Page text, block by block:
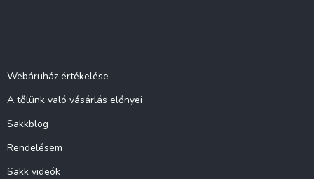
Webáruház értékelése
A tőlünk való vásárlás előnyei
Sakkblog
Rendelésem
Sakk videók